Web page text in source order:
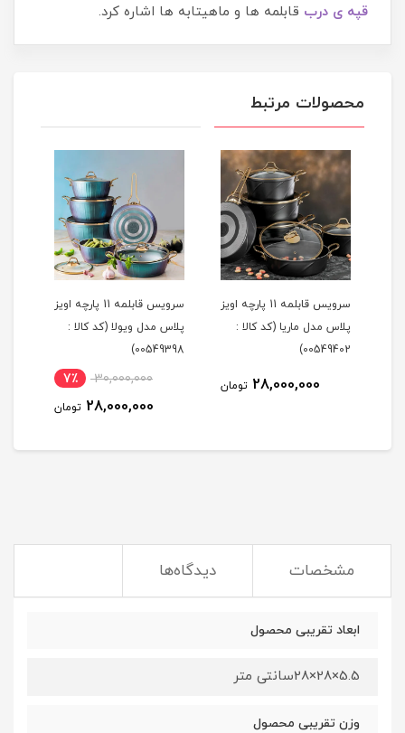
قپه ی درب قابلمه ها و ماهیتابه ها اشاره کرد.
محصولات مرتبط
سرویس قابلمه 11 پارچه اویز
پلاس مدل ماریا (کد کالا :
00549402)
28,000,000 تومان
سرویس قابلمه 11 پارچه اویز
پلاس مدل ویولا (کد کالا :
00549398)
30,000,000 7٪
28,000,000 تومان
مشخصات دیدگاه‌ها
ابعاد تقریبی محصول
5.5×28×28سانتی متر
وزن تقریبی محصول